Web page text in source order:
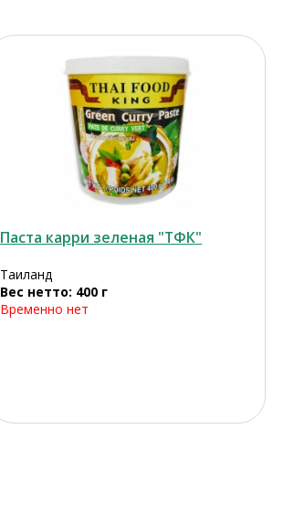
Паста карри зеленая "ТФК"
Таиланд
Вес нетто: 400 г
Временно нет